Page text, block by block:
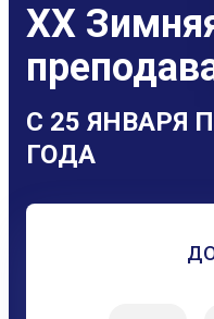
XX
С 25 ЯНВАРЯ
ГОДА